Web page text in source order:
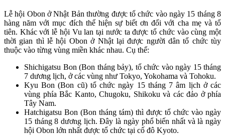
Lễ hội Obon ở Nhật Bản thường được tổ chức vào ngày 15 tháng 8
hàng năm với mục đích thể hiện sự biết ơn đối với cha mẹ và tổ
tiên. Khác với lễ hội Vu lan tại nước ta được tổ chức vào cùng một
thời gian thì lễ hội Obon ở Nhật lại được người dân tổ chức tùy
thuộc vào từng vùng miền khác nhau. Cụ thể:
Shichigatsu Bon (Bon tháng bảy), tổ chức vào ngày 15 tháng
7 dương lịch, ở các vùng như Tokyo, Yokohama và Tohoku.
Kyu Bon (Bon cũ) tổ chức ngày 15 tháng 7 âm lịch ở các
vùng phía Bắc Kanto, Chugoku, Shikoku và các đảo ở phía
Tây Nam.
Hatchigatsu Bon (Bon tháng tám) thì được tổ chức vào ngày
15 tháng 8 dương lịch. Đây là ngày phổ biến nhất và là ngày
hội Obon lớn nhất được tổ chức tại cố đô Kyoto.